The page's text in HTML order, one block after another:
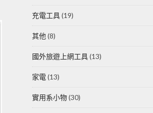
充電工具(19)
其他 (8)
國外旅遊上網工具(13)
家電 (13)
實用系小物(30)